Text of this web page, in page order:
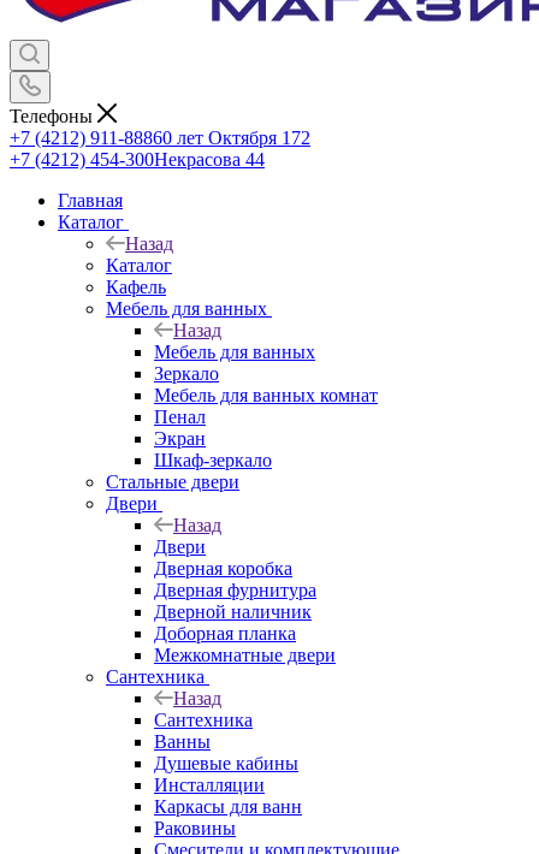
Телефоны
+7 (4212) 911-88860 лет Октября 172
+7 (4212) 454-300Некрасова 44
Главная
Каталог
Назад
Каталог
Кафель
Мебель для ванных
Назад
Мебель для ванных
Зеркало
Мебель для ванных комнат
Пенал
Экран
Шкаф-зеркало
Стальные двери
Двери
Назад
Двери
Дверная коробка
Дверная фурнитура
Дверной наличник
Доборная планка
Межкомнатные двери
Сантехника
Назад
Сантехника
Ванны
Душевые кабины
Инсталляции
Каркасы для ванн
Раковины
Смесители и комплектующие